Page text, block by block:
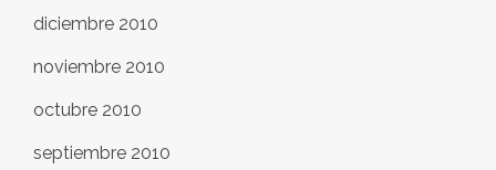
diciembre 2010
noviembre 2010
octubre 2010
septiembre 2010